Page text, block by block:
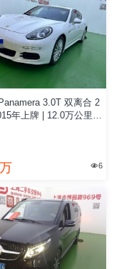
3.0T 双离合 2
年上牌 | 12.0万公里 |
6